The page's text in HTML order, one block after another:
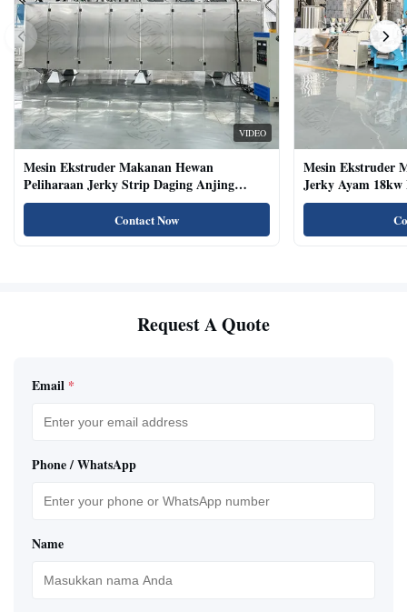
VIDEO
Mesin Ekstruder Makanan Hewan
Peliharaan Jerky Strip Daging Anjing
Dengan Sistem Baki Otomatis
Contact Now
Mesin Ekstruder
Jerky Ayam
Kucing Kering
Request A Quote
Email *
Phone / WhatsApp
Name